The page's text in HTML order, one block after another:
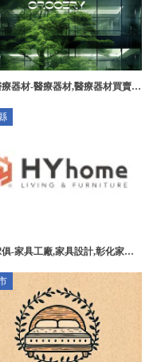
器材-醫療器材,醫療器材買賣,
-家具工廠,家具設計,彰化家具